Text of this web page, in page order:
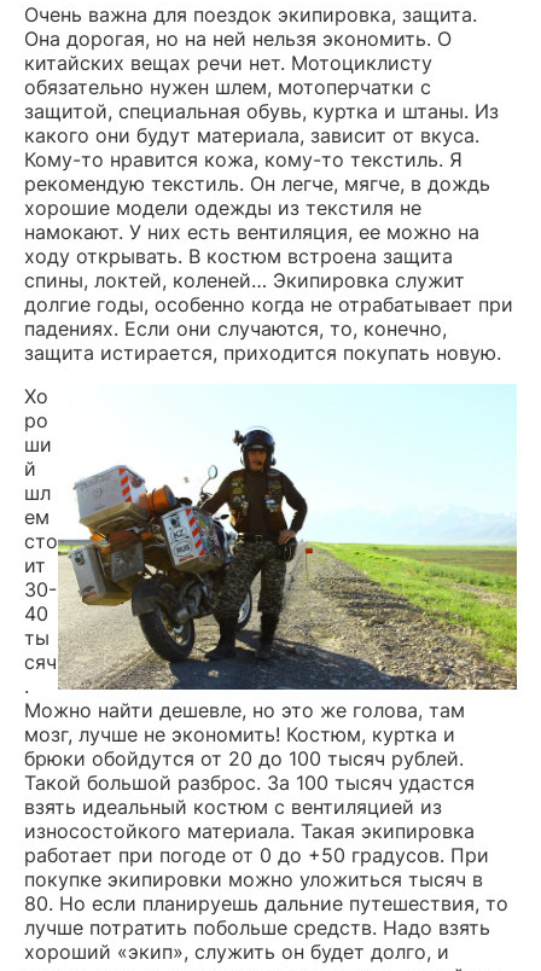
Очень важна для поездок экипировка, защита.
Она дорогая, но на ней нельзя экономить. О
китайских вещах речи нет. Мотоциклисту
обязательно нужен шлем, мотоперчатки с
защитой, специальная обувь, куртка и штаны. Из
какого они будут материала, зависит от вкуса.
Кому-то нравится кожа, кому-то текстиль. Я
рекомендую текстиль. Он легче, мягче, в дождь
хорошие модели одежды из текстиля не
намокают. У них есть вентиляция, ее можно на
ходу открывать. В костюм встроена защита
спины, локтей, коленей… Экипировка служит
долгие годы, особенно когда не отрабатывает при
падениях. Если они случаются, то, конечно,
защита истирается, приходится покупать новую.
Хо
ро
ши
й
шл
ем
сто
ит
30-
40
ты
сяч
.
Можно найти дешевле, но это же голова, там
мозг, лучше не экономить! Костюм, куртка и
брюки обойдутся от 20 до 100 тысяч рублей.
Такой большой разброс. За 100 тысяч удастся
взять идеальный костюм с вентиляцией из
износостойкого материала. Такая экипировка
работает при погоде от 0 до +50 градусов. При
покупке экипировки можно уложиться тысяч в
80. Но если планируешь дальние путешествия, то
лучше потратить побольше средств. Надо взять
хороший «экип», служить он будет долго, и